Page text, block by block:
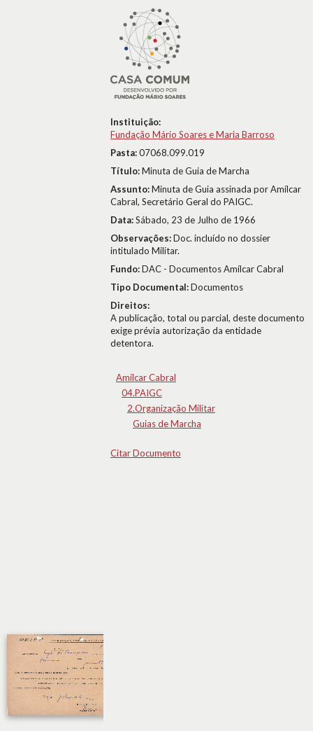
Instituição:
Fundação Mário Soares e Maria Barroso
Pasta:07068.099.019
Título:Minuta de Guia de Marcha
Assunto:Minuta de Guia assinada por Amílcar
Cabral, Secretário Geral do PAIGC.
Data:Sábado, 23 de Julho de 1966
Observações:Doc. incluído no dossier
intitulado Militar.
Fundo:DAC - Documentos Amílcar Cabral
Tipo Documental:Documentos
Direitos:
A publicação, total ou parcial, deste documento
exige prévia autorização da entidade
detentora.
Amílcar Cabral
04.PAIGC
2.Organização Militar
Guias de Marcha
Citar Documento